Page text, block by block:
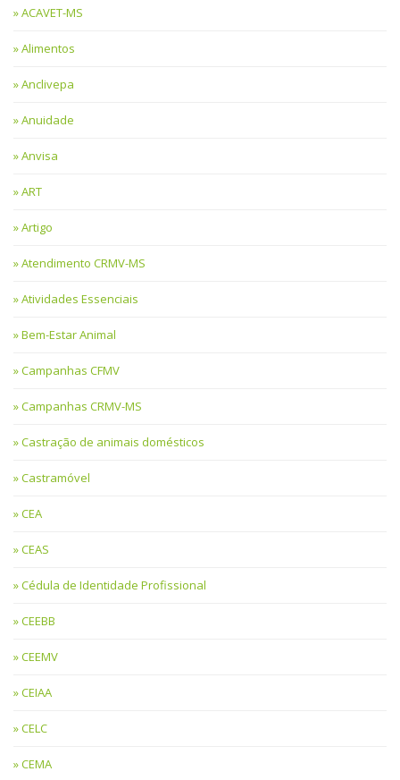
ACAVET-MS
Alimentos
Anclivepa
Anuidade
Anvisa
ART
Artigo
Atendimento CRMV-MS
Atividades Essenciais
Bem-Estar Animal
Campanhas CFMV
Campanhas CRMV-MS
Castração de animais domésticos
Castramóvel
CEA
CEAS
Cédula de Identidade Profissional
CEEBB
CEEMV
CEIAA
CELC
CEMA